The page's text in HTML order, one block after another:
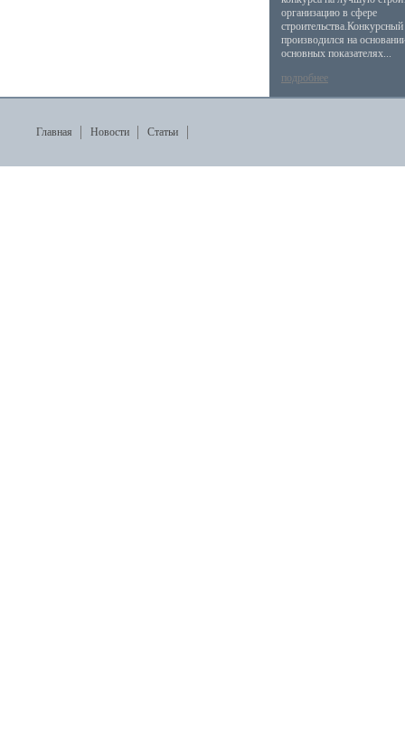
организацию в сфере
производился на
основных показателях...
подробнее
Главная Новости Статьи